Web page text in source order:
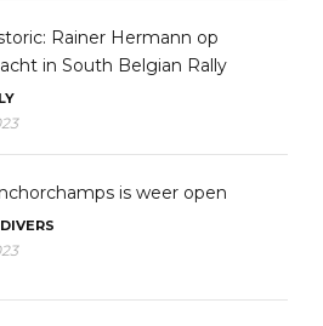
Rainer Hermann op
in South Belgian Rally
is weer open
DIVERS